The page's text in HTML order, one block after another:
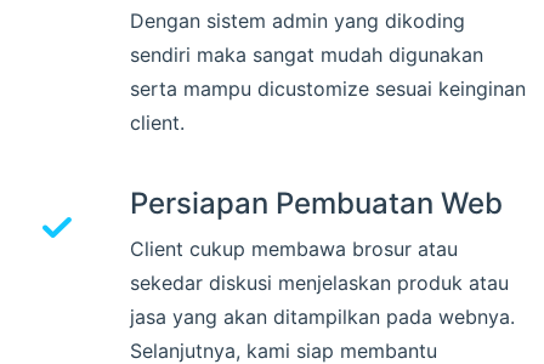
Dengan sistem admin yang dikoding
sendiri maka sangat mudah digunakan
serta mampu dicustomize sesuai keinginan
client.
Persiapan Pembuatan Web
Client cukup membawa brosur atau
sekedar diskusi menjelaskan produk atau
jasa yang akan ditampilkan pada webnya.
Selanjutnya, kami siap membantu